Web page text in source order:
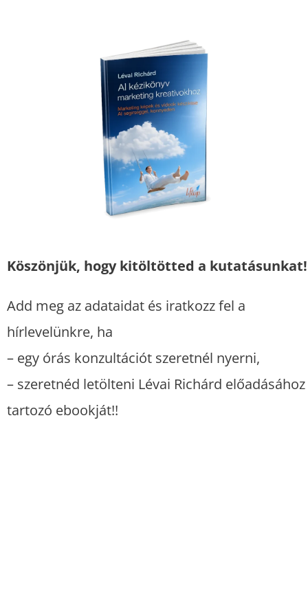
Köszönjük, hogy kitöltötted a kutatásunkat!
Add meg az adataidat és iratkozz fel a
hírlevelünkre, ha
– egy órás konzultációt szeretnél nyerni,
– szeretnéd letölteni Lévai Richárd előadásához
tartozó ebookját!!